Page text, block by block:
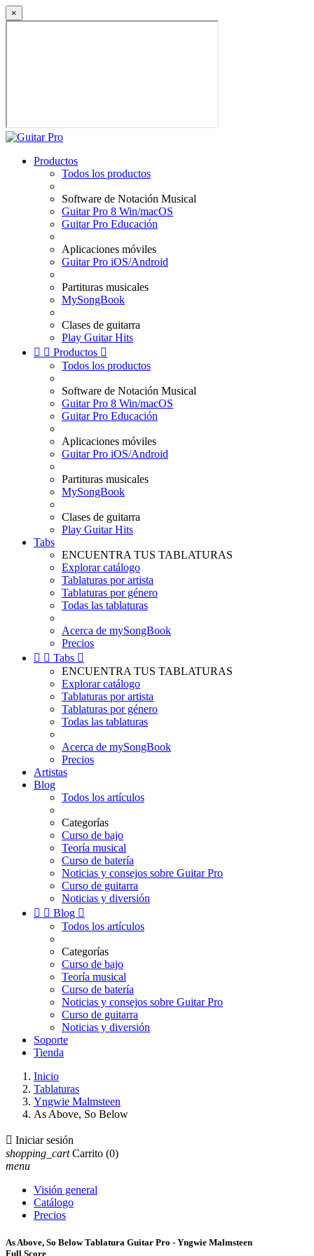
×
Productos
Todos los productos
Software de Notación Musical
Guitar Pro 8 Win/macOS
Guitar Pro Educación
Aplicaciones móviles
Guitar Pro iOS/Android
Partituras musicales
MySongBook
Clases de guitarra
Play Guitar Hits
  Productos 
Todos los productos
Software de Notación Musical
Guitar Pro 8 Win/macOS
Guitar Pro Educación
Aplicaciones móviles
Guitar Pro iOS/Android
Partituras musicales
MySongBook
Clases de guitarra
Play Guitar Hits
Tabs
ENCUENTRA TUS TABLATURAS
Explorar catálogo
Tablaturas por artista
Tablaturas por género
Todas las tablaturas
Acerca de mySongBook
Precios
  Tabs 
ENCUENTRA TUS TABLATURAS
Explorar catálogo
Tablaturas por artista
Tablaturas por género
Todas las tablaturas
Acerca de mySongBook
Precios
Artistas
Blog
Todos los artículos
Categorías
Curso de bajo
Teoría musical
Curso de batería
Noticias y consejos sobre Guitar Pro
Curso de guitarra
Noticias y diversión
  Blog 
Todos los artículos
Categorías
Curso de bajo
Teoría musical
Curso de batería
Noticias y consejos sobre Guitar Pro
Curso de guitarra
Noticias y diversión
Soporte
Tienda
Inicio
Tablaturas
Yngwie Malmsteen
As Above, So Below
 Iniciar sesión
shopping_cart Carrito (0)
menu
Visión general
Catálogo
Precios
As Above, So Below Tablatura Guitar Pro - Yngwie Malmsteen
Full Score